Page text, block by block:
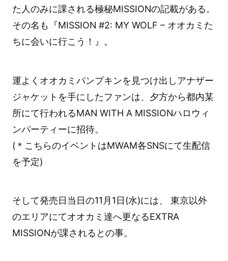
た人のみに課される極秘MISSIONの記載がある。
その名も『MISSION #2: MY WOLF – オオカミた
ちに会いに行こう！』。
運よくオオカミパンプキンを見つけ出しアナザー
ジャケットを手にしたファンは、夕方から都内某
所にて行われるMAN WITH A MISSIONハロウィ
ンパーティーに招待。
(＊こちらのイベントはMWAM各SNSにて生配信
を予定)
そして発売日当日の11月1日(水)には、 東京以外
のエリアにてオオカミ達へ更なるEXTRA
MISSIONが課されるとの事。